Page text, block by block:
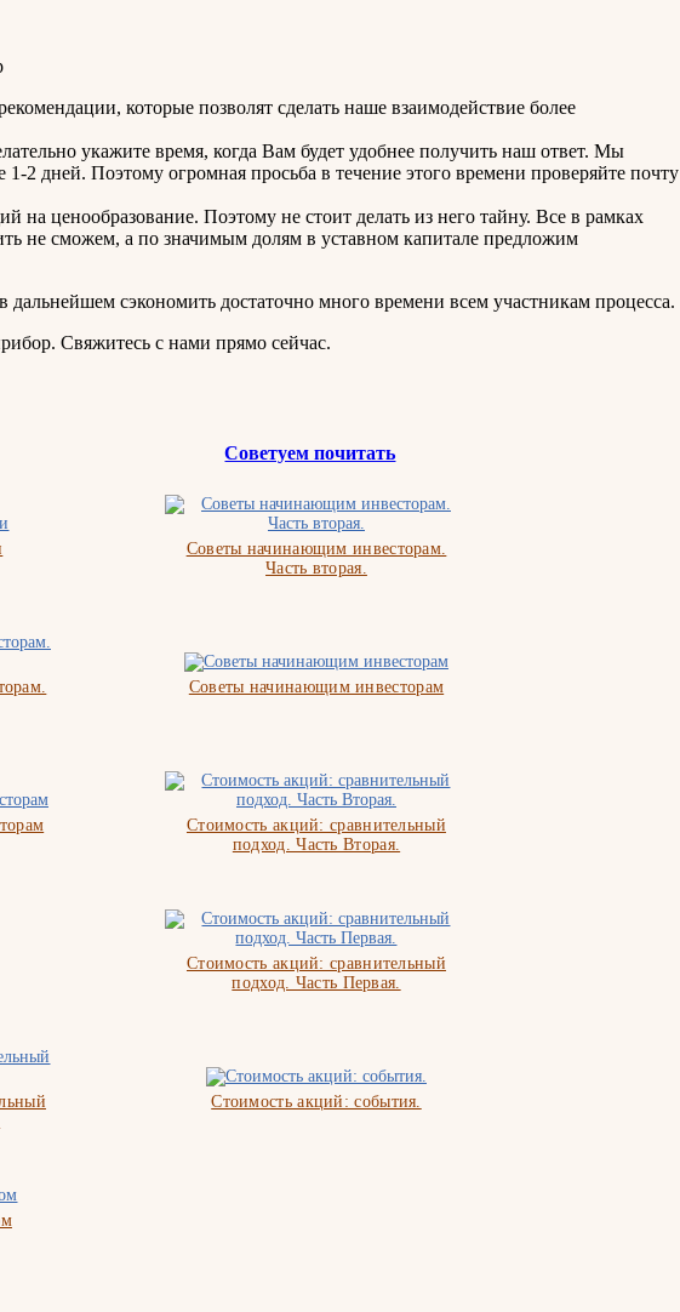
которые позволят сделать наше взаимодействие более
укажите время, когда Вам будет удобнее получить наш ответ. Мы
1-2 дней. Поэтому огромная просьба в течение этого времени проверяйте почту
ценообразование. Поэтому не стоит делать из него тайну. Все в рамках
не сможем, а по значимым долям в уставном капитале предложим
сэкономить достаточно много времени всем участникам процесса.
Свяжитесь с нами прямо сейчас.
Советуем почитать
Советы начинающим инвесторам.
Часть вторая.
Советы начинающим инвесторам
Стоимость акций: сравнительный
подход. Часть Вторая.
Стоимость акций: сравнительный
подход. Часть Первая.
Стоимость акций: события.